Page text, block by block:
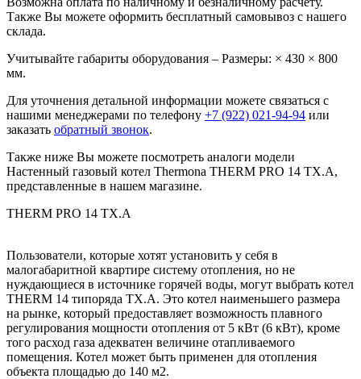
Также Вы можете оформить бесплатный самовывоз с нашего
склада.
Учитывайте габариты оборудования – Размеры: × 430 × 800
мм.
Для уточнения детальной информации можете связаться с
нашими менеджерами по телефону +7 (922) 021-94-94 или
заказать обратный звонок.
Также ниже Вы можете посмотреть аналоги модели
Настенный газовый котел Thermona THERM PRO 14 TX.A,
представленные в нашем магазине.
THERM PRO 14 TX.A
Пользователи, которые хотят установить у себя в
малогабаритной квартире систему отопления, но не
нуждающиеся в источнике горячей воды, могут выбрать котел
THERM 14 типоряда TX.A. Это котел наименьшего размера
на рынке, который предоставляет возможность плавного
регулирования мощности отопления от 5 кВт (6 кВт), кроме
того расход газа адекватен величине отапливаемого
помещения. Котел может быть применен для отопления
объекта площадью до 140 м2.